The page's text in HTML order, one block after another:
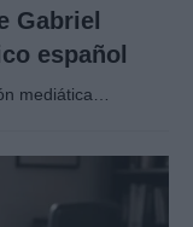
Gabriel
español
mediática…